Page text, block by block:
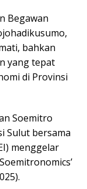
Begawan
bahkan
yang tepat
di Provinsi
Soemitro
Sulut bersama
menggelar